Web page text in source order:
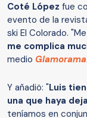
Coté López fue
evento de la
ski El Colorado.
me complica
medio Glamorama.
Y añadiö: "Luis
una que haya
teníamos en